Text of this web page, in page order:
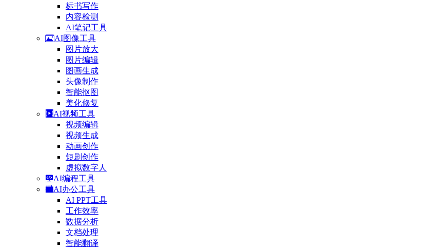
标书写作
内容检测
AI笔记工具
AI图像工具
图片放大
图片编辑
图画生成
头像制作
智能抠图
美化修复
AI视频工具
视频编辑
视频生成
动画创作
短剧创作
虚拟数字人
AI编程工具
AI办公工具
AI PPT工具
工作效率
数据分析
文档处理
智能翻译